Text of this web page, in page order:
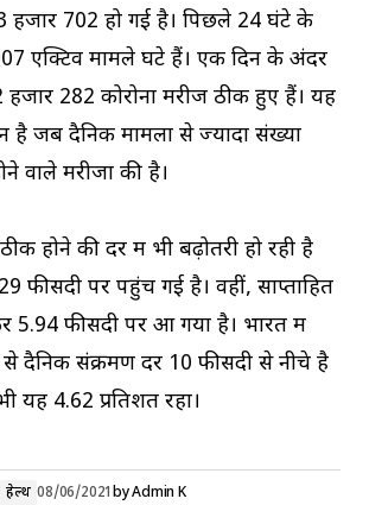
702 हो गई है। पिछले 24 घंटे के
एक्टिव मामले घटे हैं। एक दिन के अंदर
282 कोरोना मरीज ठीक हुए हैं। यह
है जब दैनिक मामलों से ज्यादा संख्या
वाले मरीजों की है।
होने की दर में भी बढ़ोतरी हो रही है
फीसदी पर पहुंच गई है। वहीं, साप्ताहित
5.94 फीसदी पर आ गया है। भारत में
से दैनिक संक्रमण दर 10 फीसदी से नीचे है
यह 4.62 प्रतिशत रहा।
हेल्थ 08/06/2021byAdmin K